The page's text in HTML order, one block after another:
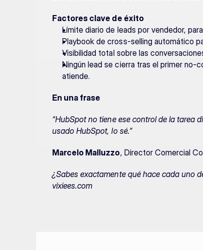
Factores clave de éxito
Límite diario de leads por vendedor,
Playbook de cross-selling automático
Visibilidad total sobre las
Ningún lead se cierra tras el primer no-
atiende.
En una frase
“HubSpot no tiene ese control de la tarea
usado HubSpot, lo sé.”
Marcelo Malluzzo, Director Comercial
¿Sabes exactamente qué hace cada uno
vixiees.com